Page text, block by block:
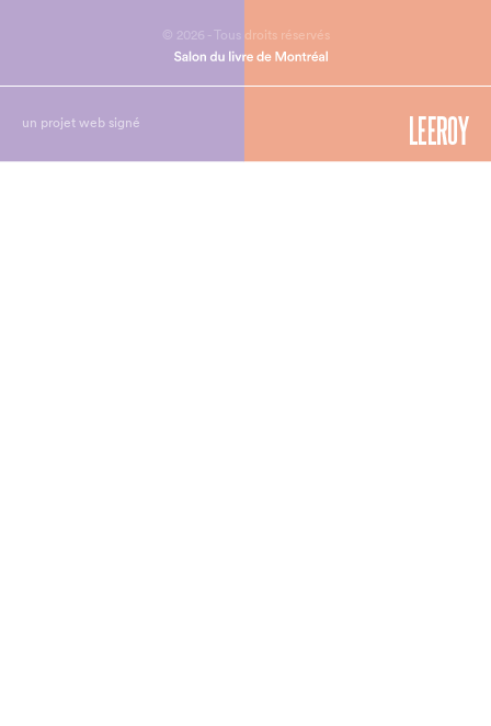
© 2026 - Tous droits réservés
un projet web signé